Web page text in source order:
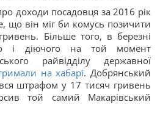
доходи посадовця за 2016 рік
що він міг би комусь позичити
Більше того, в березні
і діючого на той момент
райвідділу державної
на хабарі. Добрянський
штрафом у 17 тисяч гривень
той самий Макарівський